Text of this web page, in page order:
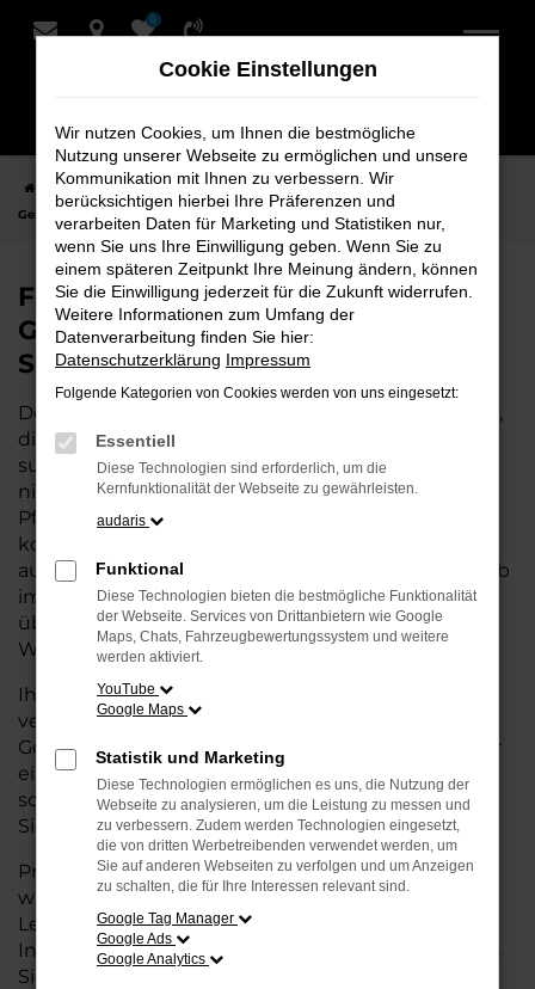
Zum
0
Startseite Weyhe Audi Audi A4
Finden Sie Ihren Audi A4
Gebrauchtwagen für Weyhe bei Schmidt + Koch
Finden Sie Ihren Audi A4
Gebrauchtwagen für Weyhe bei
Schmidt + Koch
Der Audi A4 ist die perfekte Wahl für alle in Weyhe,
die ein zuverlässiges und modernes Fahrzeug
suchen. Mit seiner erstklassigen Ausstattung, der
niedrigen Laufleistung und der ausgezeichneten
Pflege ist dieser Gebrauchtwagen eine
kostengünstige Alternative zum Neuwagen, ohne
auf Komfort und Qualität verzichten zu müssen. Ob
im Stadtverkehr oder für längere Fahrten, der A4
überzeugt durch Fahrkomfort, Sicherheit und
Wirtschaftlichkeit.
Ihr Audi Autohaus in Weyhe ist Ihr
vertrauenswürdiger Partner, wenn es um
Gebrauchtwagen geht. Wir bieten Ihnen nicht nur
eine große Auswahl an geprüften Fahrzeugen,
sondern auch eine fachkundige Beratung, damit
Sie das für Sie passende Modell finden.
Profitieren Sie von unseren zusätzlichenServices
wie attraktiven Finanzierungsmöglichkeiten,
Leasingangeboten und der bequemen
Inzahlungnahme Ihres alten Fahrzeugs. Besuchen
Sie uns und überzeugen Sie sich von der Qualität
Cookie Einstellungen
Wir nutzen Cookies, um Ihnen die bestmögliche
Nutzung unserer Webseite zu ermöglichen und unsere
Kommunikation mit Ihnen zu verbessern. Wir
berücksichtigen hierbei Ihre Präferenzen und
verarbeiten Daten für Marketing und Statistiken nur,
wenn Sie uns Ihre Einwilligung geben. Wenn Sie zu
einem späteren Zeitpunkt Ihre Meinung ändern, können
Sie die Einwilligung jederzeit für die Zukunft widerrufen.
Weitere Informationen zum Umfang der
Datenverarbeitung finden Sie hier:
Datenschutzerklärung Impressum
Folgende Kategorien von Cookies werden von uns eingesetzt:
Essentiell
Diese Technologien sind erforderlich, um die
Kernfunktionalität der Webseite zu gewährleisten.
audaris
Funktional
Diese Technologien bieten die bestmögliche Funktionalität
der Webseite. Services von Drittanbietern wie Google
Maps, Chats, Fahrzeugbewertungssystem und weitere
werden aktiviert.
YouTube
Google Maps
Statistik und Marketing
Diese Technologien ermöglichen es uns, die Nutzung der
Webseite zu analysieren, um die Leistung zu messen und
zu verbessern. Zudem werden Technologien eingesetzt,
die von dritten Werbetreibenden verwendet werden, um
Sie auf anderen Webseiten zu verfolgen und um Anzeigen
zu schalten, die für Ihre Interessen relevant sind.
Google Tag Manager
Google Ads
Google Analytics